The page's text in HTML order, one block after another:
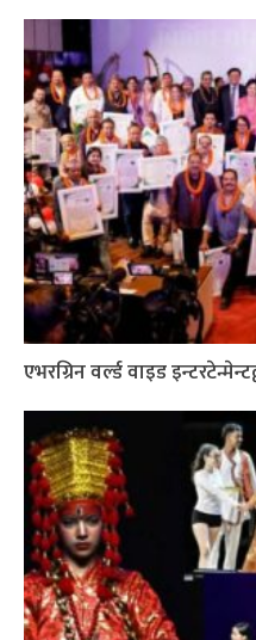
एभरग्रिन वर्ल्ड वाइड